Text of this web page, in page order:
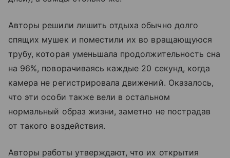
Авторы решили лишить отдыха обычно долго
спящих мушек и поместили их во вращающуюся
трубу, которая уменьшала продолжительность сна
на 96%, поворачиваясь каждые 20 секунд, когда
камера не регистрировала движений. Оказалось,
что эти особи также вели в остальном
нормальный образ жизни, заметно не пострадав
от такого воздействия.
Авторы работы утверждают, что их открытия